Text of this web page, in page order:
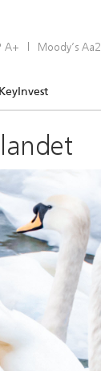
A+ | Moody’s Aa2